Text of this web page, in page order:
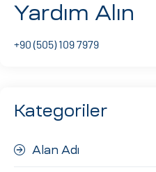
Yardım Alın
+90 (505) 109 7979
Kategoriler
Alan Adı